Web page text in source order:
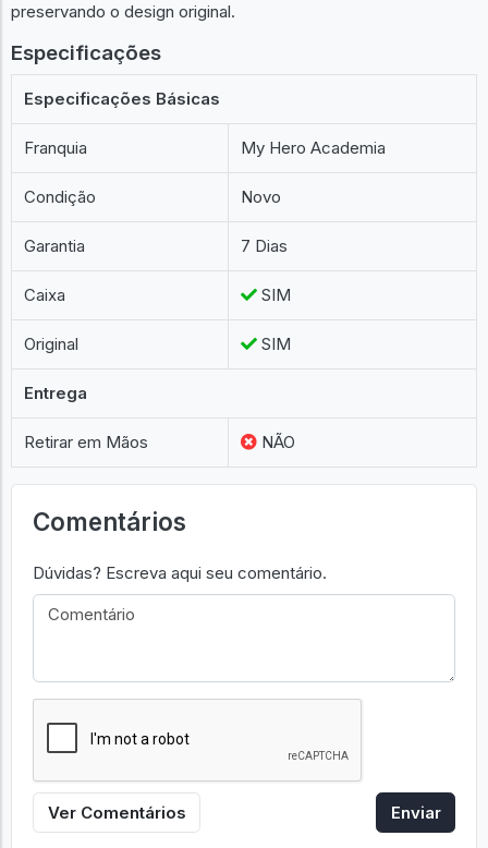
preservando o design original.
Especificações
Especificações Básicas
Franquia My Hero Academia
Condição Novo
Garantia 7 Dias
Caixa SIM
Original
Entrega
Retirar em Mãos NÃO
Comentários
Dúvidas? Escreva aqui seu comentário.